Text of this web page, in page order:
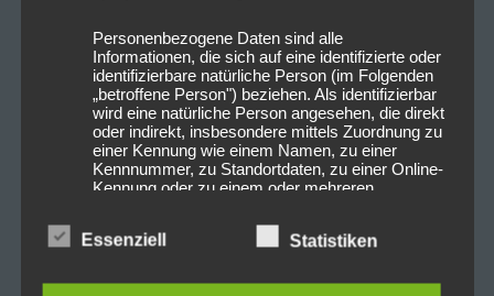
Personenbezogene Daten sind alle
Informationen, die sich auf eine identifizierte oder
identifizierbare natürliche Person (im Folgenden
„betroffene Person") beziehen. Als identifizierbar
wird eine natürliche Person angesehen, die direkt
oder indirekt, insbesondere mittels Zuordnung zu
einer Kennung wie einem Namen, zu einer
Kennnummer, zu Standortdaten, zu einer Online-
Kennung oder zu einem oder mehreren
physischen, physiologischen, genetischen,
psychischen, wirtschaftlichen, kulturellen oder
identifiziert werden kann.
Essenziell Statistiken